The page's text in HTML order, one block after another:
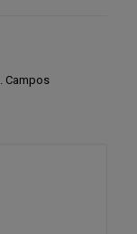
Campos